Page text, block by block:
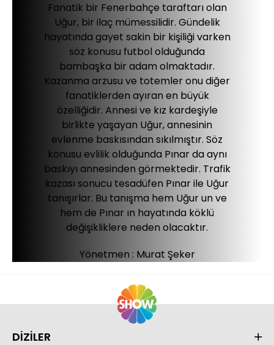
Fanatik bir Fenerbahçe taraftarı olan
Uğur, bir ilaç mümessilidir. Gündelik
hayatında gayet sakin bir kişiliği varken
söz konusu futbol olduğunda
bambaşka bir adam olmaktadır.
Kazanma arzusu ve totemler onu diğer
fanatiklerden ayıran en büyük
özelliğidir. Annesi ve kız kardeşiyle
birlikte yaşayan Uğur, annesinin
evlenme baskısından sıkılmıştır. Söz
konusu evlilik olduğunda Pınar da aynı
baskıyı annesinden görmektedir. Trafik
kazası sonucu tesadüfen Pınar ile Uğur
tanışırlar. Bu tanışma hem Uğur un ve
hem de Pınar ın hayatında köklü
değişikliklere neden olacaktır.
Yönetmen : Murat Şeker
DİZİLER